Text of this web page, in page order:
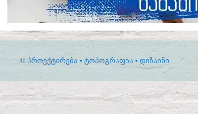
© ᲞᲠᲝᲔᲥᲢᲘᲠᲔᲑᲐ • ᲢᲝᲞᲝᲒᲠᲐᲤᲘᲐ • ᲓᲘᲖᲐᲘᲜᲘ